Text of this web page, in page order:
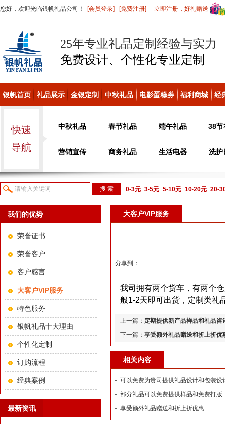
您好，欢迎光临银帆礼品公司！ [会员登录] [免费注册] 立即注册，好礼赠送
25年专业礼品定制经验与实力
免费设计、个性化专业定制
银帆首页 礼品展示 金银定制 中秋礼品 电影蛋糕券 福利商城 经
快速
导航
中秋礼品 春节礼品 端午礼品 38节
营销宣传 商务礼品 生活电器 洗护
0-3元 3-5元 5-10元 10-20元 20-
议或电话咨询
我们的优势
荣誉证书
荣誉客户
客户感言
大客户VIP服务
特色服务
银帆礼品十大理由
个性化定制
订购流程
经典案例
最新资讯
大客户VIP服务
分享到：
我司拥有两个货车，有两个
般1-2天即可出货，定制类礼
上一篇： 定期提供新产品样品和礼品咨
下一篇： 享受额外礼品赠送和折上折优
相关内容
可以免费为贵司提供礼品设计和包装设
部分礼品可以免费提供样品和免费打版
享受额外礼品赠送和折上折优惠